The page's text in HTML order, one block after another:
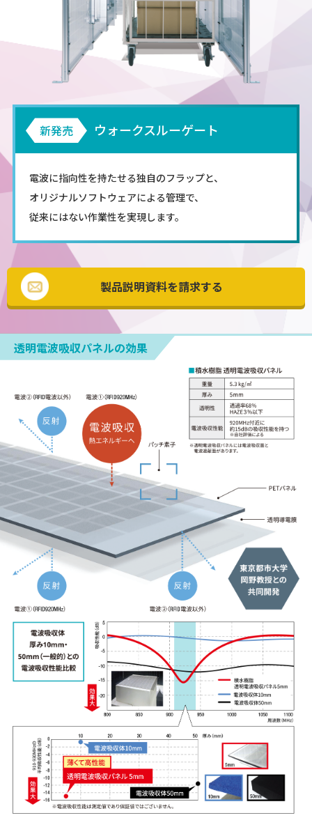
新発売 ウォークスルーゲート
電波に指向性を持たせる独自のフラップと、
オリジナルソフトウェアによる管理で、
従来にはない作業性を実現します。
製品説明資料を請求する
透明電波吸収パネルの効果